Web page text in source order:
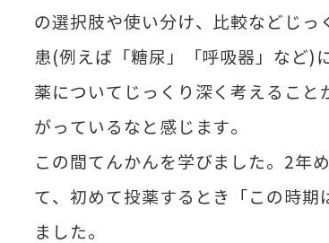
の選択肢や使い分け、比較などじ
患(例えば「糖尿」「呼吸器」など)
薬についてじっくり深く考えるこ
がっているなと感じます。
この間てんかんを学びました。2年
て、初めて投薬するとき「この時
ました。